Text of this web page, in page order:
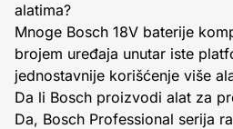
alatima?
Mnoge Bosch 18V baterije
brojem uređaja unutar iste
jednostavnije korišćenje više
Da li Bosch proizvodi alat za
Da, Bosch Professional serija